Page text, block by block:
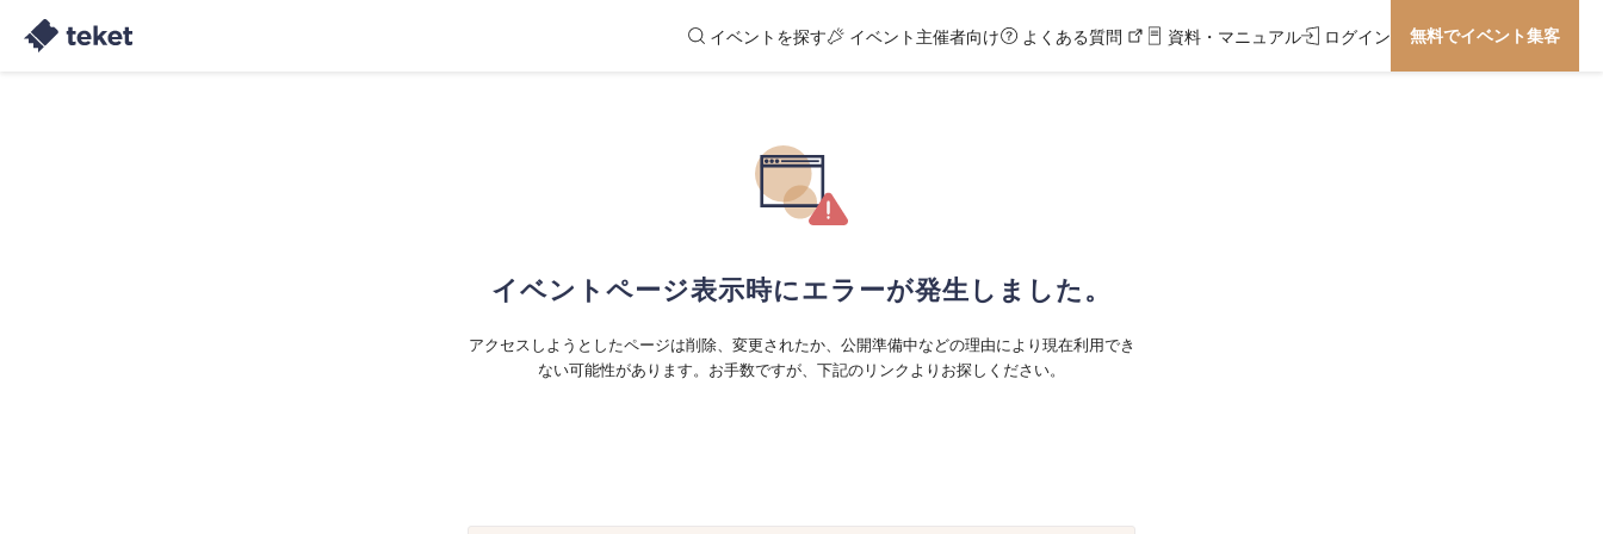
イベントを探す イベント主催者向け よくある質問 資料・マニュアル ログイン 無料でイベント集客
イベントページ表示時にエラーが発生しました。
アクセスしようとしたページは削除、変更されたか、公開準備中などの理由により現在利用でき
ない可能性があります。お手数ですが、下記のリンクよりお探しください。